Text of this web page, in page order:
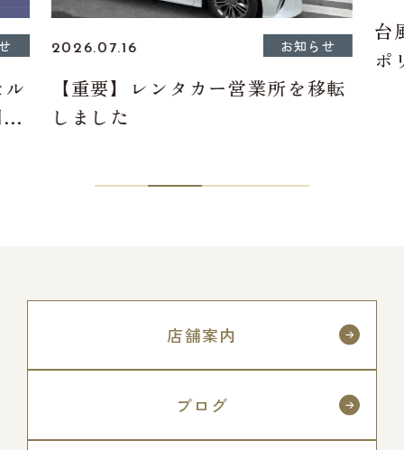
2026.07.16 お知らせ
【重要】レンタカー営業所を移転
しました
台
ポ
店舗案内
ブログ